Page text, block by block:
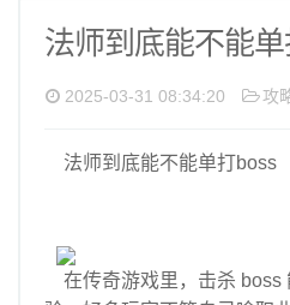
玩法
法师到底能不能
2025-03-31 08:34:20 攻
法师到底能不能单打boss
在传奇游戏里，击杀 boss